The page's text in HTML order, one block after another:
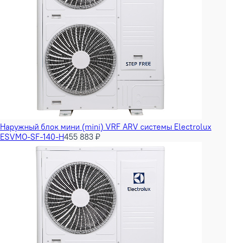
Наружный блок мини (mini) VRF ARV системы Electrolux
ESVMO-SF-140-H455 883 ₽